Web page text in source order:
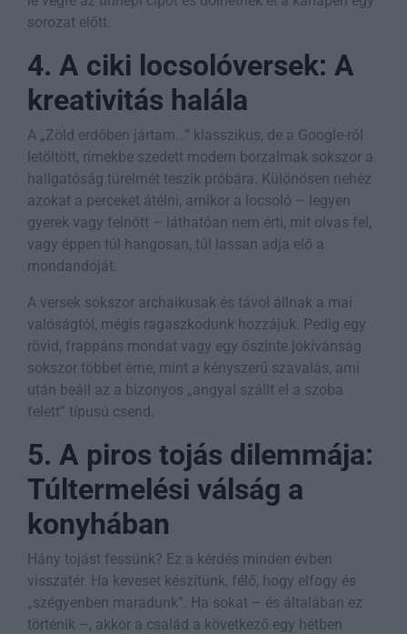
sorozat előtt.
4. A ciki locsolóversek: A
kreativitás halála
A „Zöld erdőben jártam…” klasszikus, de a Google-ről
letöltött, rímekbe szedett modern borzalmak sokszor a
hallgatóság türelmét teszik próbára. Különösen nehéz
azokat a perceket átélni, amikor a locsoló – legyen
gyerek vagy felnőtt – láthatóan nem érti, mit olvas fel,
vagy éppen túl hangosan, túl lassan adja elő a
mondandóját.
A versek sokszor archaikusak és távol állnak a mai
valóságtól, mégis ragaszkodunk hozzájuk. Pedig egy
rövid, frappáns mondat vagy egy őszinte jókívánság
sokszor többet érne, mint a kényszerű szavalás, ami
után beáll az a bizonyos „angyal szállt el a szoba
felett” típusú csend.
5. A piros tojás dilemmája:
Túltermelési válság a
konyhában
Hány tojást fessünk? Ez a kérdés minden évben
visszatér. Ha keveset készítünk, félő, hogy elfogy és
„szégyenben maradunk”. Ha sokat – és általában ez
történik –, akkor a család a következő egy hétben